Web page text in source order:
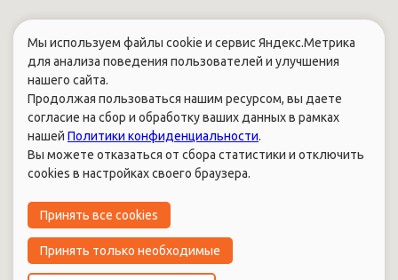
Мы используем файлы cookie и сервис Яндекс.Метрика
для анализа поведения пользователей и улучшения
нашего сайта.
Продолжая пользоваться нашим ресурсом, вы даете
согласие на сбор и обработку ваших данных в рамках
нашей Политики конфиденциальности.
Вы можете отказаться от сбора статистики и отключить
cookies в настройках своего браузера.
Принять все cookies
Принять только необходимые